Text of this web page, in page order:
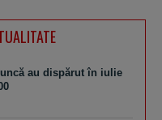
au dispărut în iulie